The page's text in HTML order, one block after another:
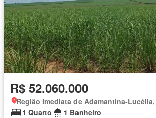
R$ 52.060.000
Região Imediata de Adamantina-
1 Quarto
1 Banheiro